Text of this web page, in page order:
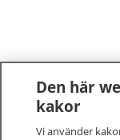
Den här
kakor
Vi använder